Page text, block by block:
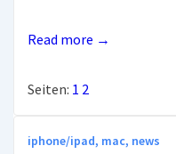
Read more →
Seiten: 1 2
iphone/ipad, mac, news